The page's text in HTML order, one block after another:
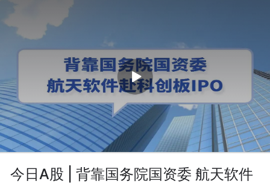
今日A股 | 背靠国务院国资委 航天软件